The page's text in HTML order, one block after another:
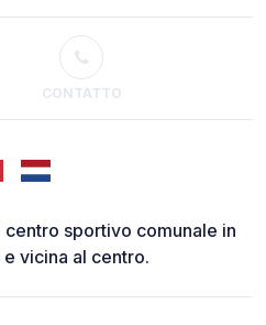
CONTATTO
sportivo comunale in
vicina al centro.